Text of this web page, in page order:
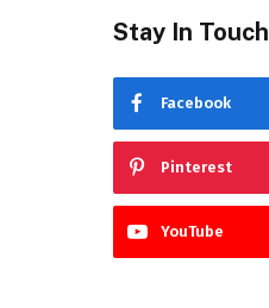
Stay In Touch
Facebook
Pinterest
YouTube